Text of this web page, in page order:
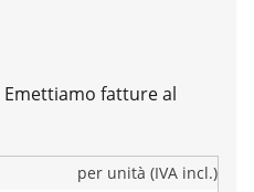
Emettiamo fatture al
per unità (IVA incl.)